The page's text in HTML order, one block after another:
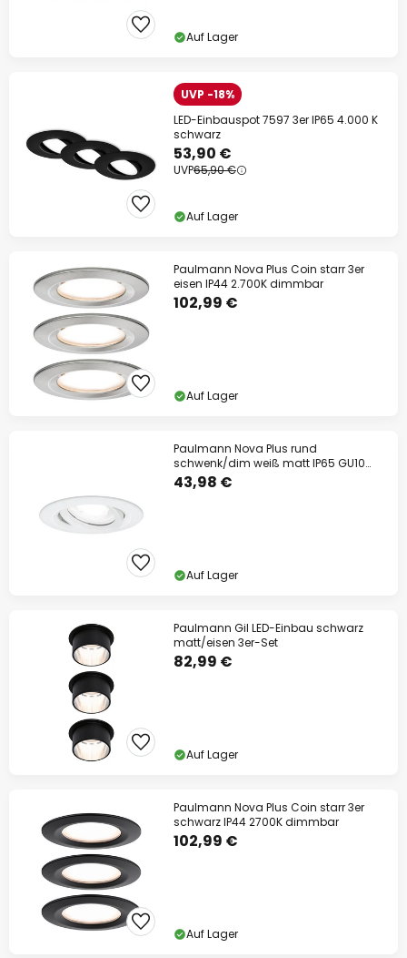
Auf Lager
UVP -18%
LED-Einbauspot 7597 3er IP65 4.000 K
schwarz
53,90 €
UVP65,90 €
Auf Lager
Paulmann Nova Plus Coin starr 3er
eisen IP44 2.700K dimmbar
102,99 €
Auf Lager
Paulmann Nova Plus rund
schwenk/dim weiß matt IP65 GU10
840
43,98 €
Auf Lager
Paulmann Gil LED-Einbau schwarz
matt/eisen 3er-Set
82,99 €
Auf Lager
Paulmann Nova Plus Coin starr 3er
schwarz IP44 2700K dimmbar
102,99 €
Auf Lager